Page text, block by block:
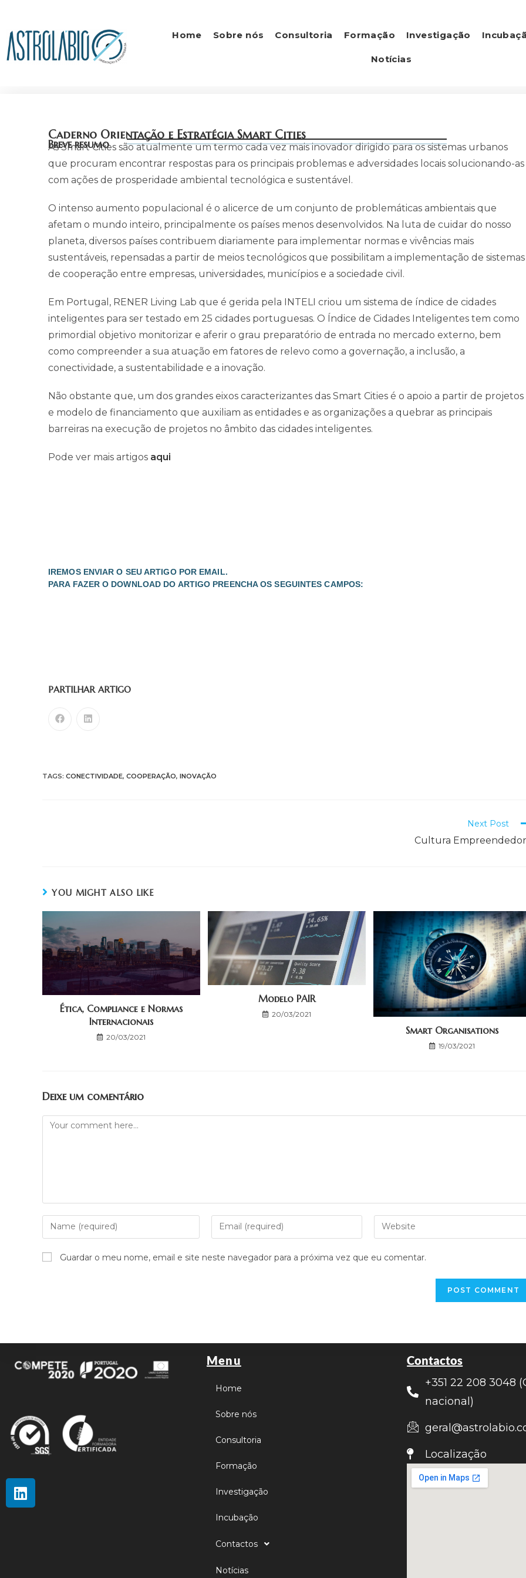
Home Sobre nós Consultoria Formação Investigação
Notícias
Caderno Orientação e Estratégia Smart Cities
Breve resumo
As Smart Cities são atualmente um termo cada vez mais inovador dirigido para os sistemas urbanos
que procuram encontrar respostas para os principais problemas e adversidades locais solucionando-as
com ações de prosperidade ambiental tecnológica e sustentável.
O intenso aumento populacional é o alicerce de um conjunto de problemáticas ambientais que
afetam o mundo inteiro, principalmente os países menos desenvolvidos. Na luta de cuidar do nosso
planeta, diversos países contribuem diariamente para implementar normas e vivências mais
sustentáveis, repensadas a partir de meios tecnológicos que possibilitam a implementação de sistemas
de cooperação entre empresas, universidades, municípios e a sociedade civil.
Em Portugal, RENER Living Lab que é gerida pela INTELI criou um sistema de índice de cidades
inteligentes para ser testado em 25 cidades portuguesas. O Índice de Cidades Inteligentes tem como
primordial objetivo monitorizar e aferir o grau preparatório de entrada no mercado externo, bem
como compreender a sua atuação em fatores de relevo como a governação, a inclusão, a
conectividade, a sustentabilidade e a inovação.
Não obstante que, um dos grandes eixos caracterizantes das Smart Cities é o apoio a partir de projetos
e modelo de financiamento que auxiliam as entidades e as organizações a quebrar as principais
barreiras na execução de projetos no âmbito das cidades inteligentes.
Pode ver mais artigos aqui
IREMOS ENVIAR O SEU ARTIGO POR EMAIL.
PARA FAZER O DOWNLOAD DO ARTIGO PREENCHA OS SEGUINTES CAMPOS:
PARTILHAR ARTIGO
TAGS: CONECTIVIDADE, COOPERAÇÃO, INOVAÇÃO
Next Post
Cultura
YOU MIGHT ALSO LIKE
Ética, Compliance e Normas
Internacionais
20/03/2021
Modelo PAIR
20/03/2021
Smart Organisations
19/03/2021
Deixe um comentário
Guardar o meu nome, email e site neste navegador para a próxima vez que eu comentar.
Menu
Home
Sobre nós
Consultoria
Formação
Investigação
Incubação
Contactos
Notícias
Contactos
+351 22 208 3048
nacional)
Localização